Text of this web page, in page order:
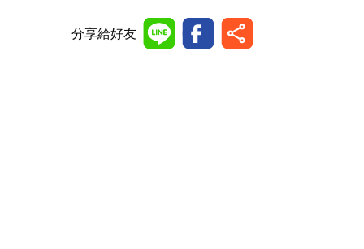
分享給好友